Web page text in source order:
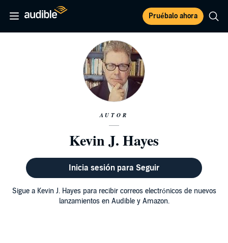
Pruébalo ahora
AUTOR
Kevin J. Hayes
Inicia sesión para Seguir
Sigue a Kevin J. Hayes para recibir correos electrónicos de nuevos
lanzamientos en Audible y Amazon.